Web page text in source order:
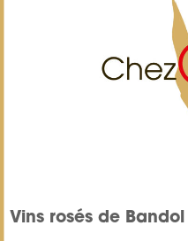
Vins rosés de Bandol